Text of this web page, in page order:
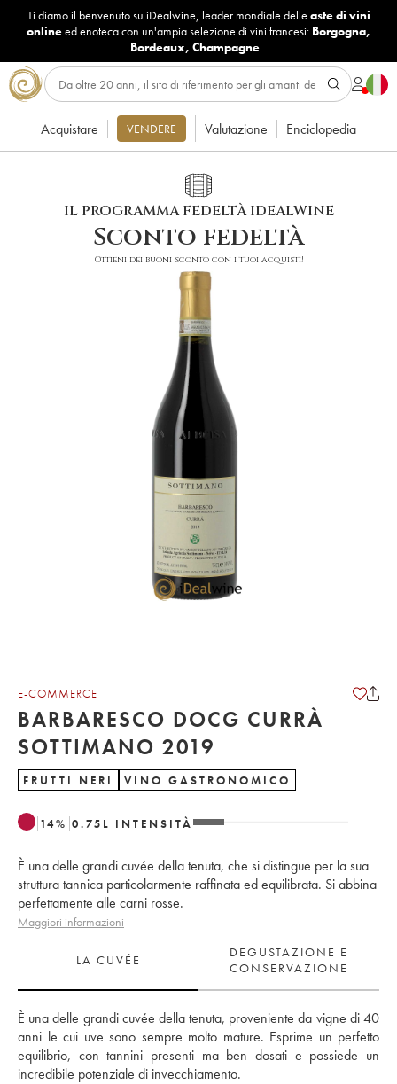
Ti diamo il benvenuto su iDealwine, leader mondiale delle aste di vini
onlineed enoteca con un'ampia selezione di vini francesi: Borgogna,
Bordeaux, Champagne...
Acquistare VENDERE Valutazione Enciclopedia
IL PROGRAMMA FEDELTÀ IDEALWINE
Sconto fedeltà
Ottieni dei buoni sconto con i tuoi acquisti!
E-COMMERCE
BARBARESCO DOCG CURRÀ
SOTTIMANO 2019
FRUTTI NERI VINO GASTRONOMICO
14% 0.75 L INTENSITÀ
È una delle grandi cuvée della tenuta, che si distingue per la sua
struttura tannica particolarmente raffinata ed equilibrata. Si abbina
perfettamente alle carni rosse.
Maggiori informazioni
LA CUVÉE
DEGUSTAZIONE E
CONSERVAZIONE
È una delle grandi cuvée della tenuta, proveniente da vigne di 40
anni le cui uve sono sempre molto mature. Esprime un perfetto
equilibrio, con tannini presenti ma ben dosati e possiede un
incredibile potenziale di invecchiamento.